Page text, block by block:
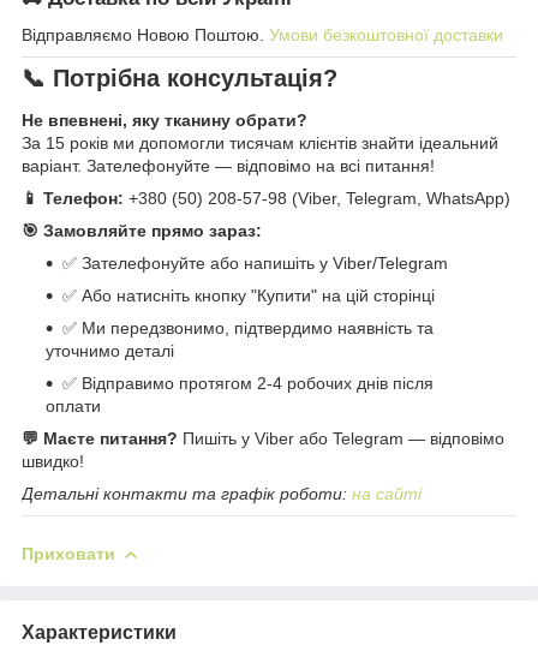
Відправляємо Новою Поштою. Умови безкоштовної доставки
📞 Потрібна консультація?
Не впевнені, яку тканину обрати?
За 15 років ми допомогли тисячам клієнтів знайти ідеальний
варіант. Зателефонуйте — відповімо на всі питання!
📱 Телефон: +380 (50) 208-57-98 (Viber, Telegram, WhatsApp)
🎯 Замовляйте прямо зараз:
✅ Зателефонуйте або напишіть у Viber/Telegram
✅ Або натисніть кнопку "Купити" на цій сторінці
✅ Ми передзвонимо, підтвердимо наявність та
уточнимо деталі
✅ Відправимо протягом 2-4 робочих днів після
оплати
💬 Маєте питання? Пишіть у Viber або Telegram — відповімо
швидко!
Детальні контакти та графік роботи: на сайті
Приховати
Характеристики